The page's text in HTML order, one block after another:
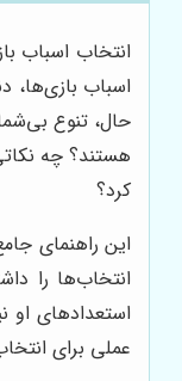
انتخاب اسباب
اسباب بازی‌ها،
حال، تنوع
هستند؟ چه
کرد؟
این راهنمای
انتخاب‌ها را
استعدادهای او
عملی برای